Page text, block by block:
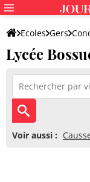
Ecoles Gers
Lycée
Voir aussi :